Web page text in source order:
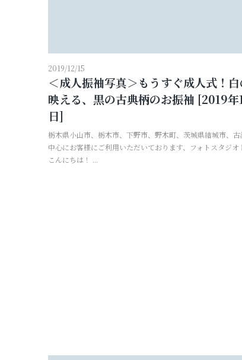
2019/12/15
＜成人振袖写真＞もうすぐ成人式！
映える、黒の古典柄のお振袖 [2019年
日]
栃木県小山市、栃木市、下野市、野木町、茨城県結城市、
中心にお客様にご利用いただいております、フォトスタジオ
こんにちは！ ...